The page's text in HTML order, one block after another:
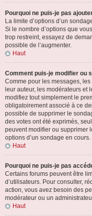
Pourquoi ne puis-je pas
La limite d’options d’un
Si le nombre d’options que
trop restreint, essayez de
possible de l’augmenter.
Haut
Comment puis-je modifier ou
Comme pour les messages,
leur auteur, les modérateurs et
modifiez tout simplement le
obligatoirement associé à ce
possible de supprimer le
des votes ont été exprimés,
peuvent modifier ou supprimer
options d’un sondage en cours.
Haut
Pourquoi ne puis-je pas
Certains forums peuvent être
d’utilisateurs. Pour consulter,
action, vous avez besoin des
modérateur ou un
Haut